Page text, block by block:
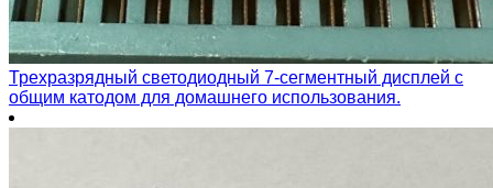
Трехразрядный светодиодный 7-сегментный дисплей с
общим катодом для домашнего использования.